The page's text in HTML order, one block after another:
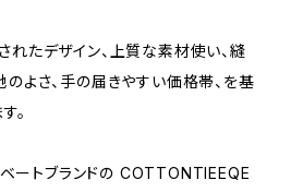
れたデザイン、上質な素材使い、縫
よさ、手の届きやすい価格帯、を基
。
ートブランドの COTTONTIEEQE